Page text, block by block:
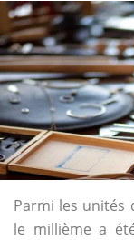
Parmi les unités
le millième a